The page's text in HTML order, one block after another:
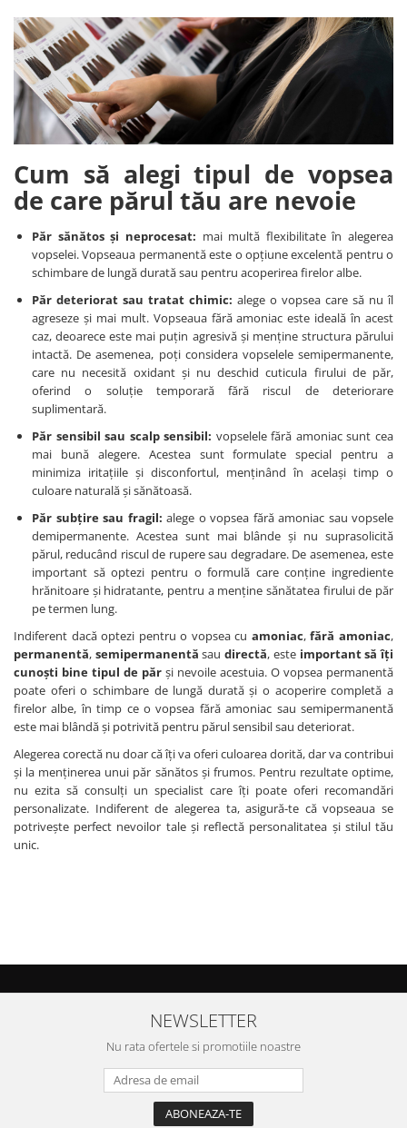
Cum să alegi tipul de vopsea
de care părul tău are nevoie
Păr sănătos și neprocesat: mai multă flexibilitate în alegerea
vopselei. Vopseaua permanentă este o opțiune excelentă pentru o
schimbare de lungă durată sau pentru acoperirea firelor albe.
Păr deteriorat sau tratat chimic: alege o vopsea care să nu îl
agreseze și mai mult. Vopseaua fără amoniac este ideală în acest
caz, deoarece este mai puțin agresivă și menține structura părului
intactă. De asemenea, poți considera vopselele semipermanente,
care nu necesită oxidant și nu deschid cuticula firului de păr,
oferind o soluție temporară fără riscul de deteriorare
suplimentară.
Păr sensibil sau scalp sensibil: vopselele fără amoniac sunt cea
mai bună alegere. Acestea sunt formulate special pentru a
minimiza iritațiile și disconfortul, menținând în același timp o
culoare naturală și sănătoasă.
Păr subțire sau fragil: alege o vopsea fără amoniac sau vopsele
demipermanente. Acestea sunt mai blânde și nu suprasolicită
părul, reducând riscul de rupere sau degradare. De asemenea, este
important să optezi pentru o formulă care conține ingrediente
hrănitoare și hidratante, pentru a menține sănătatea firului de păr
pe termen lung.
Indiferent dacă optezi pentru o vopsea cu amoniac,fără amoniac,
permanentă, semipermanentăsaudirectă, este important să îți
cunoști bine tipul de păr și nevoile acestuia. O vopsea permanentă
poate oferi o schimbare de lungă durată și o acoperire completă a
firelor albe, în timp ce o vopsea fără amoniac sau semipermanentă
este mai blândă și potrivită pentru părul sensibil sau deteriorat.
Alegerea corectă nu doar că îți va oferi culoarea dorită, dar va contribui
și la menținerea unui păr sănătos și frumos. Pentru rezultate optime,
nu ezita să consulți un specialist care îți poate oferi recomandări
personalizate. Indiferent de alegerea ta, asigură-te că vopseaua se
potrivește perfect nevoilor tale și reflectă personalitatea și stilul tău
unic.
NEWSLETTER
Nu rata ofertele si promotiile noastre